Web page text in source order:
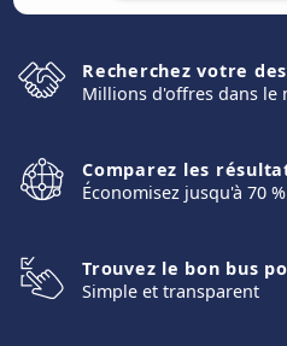
Recherchez votre
Millions d'offres dans le
Comparez les
Économisez jusqu'à 70 %
Trouvez le bon bus
Simple et transparent